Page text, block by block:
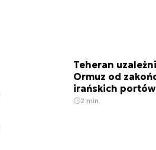
Teheran
Ormuz od
irańskich portów
2 min.